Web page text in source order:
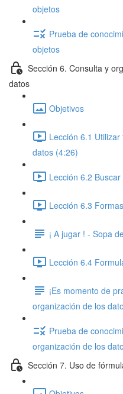
objetos
Prueba de
objetos
Sección 6. Consulta y
datos
Objetivos
Lección 6.1
datos (4:26)
Lección 6.2
Lección 6.3
¡ A jugar ! - Sopa
Lección 6.4
¡Es momento de
organización de los
Prueba de
organización de los
Sección 7. Uso de